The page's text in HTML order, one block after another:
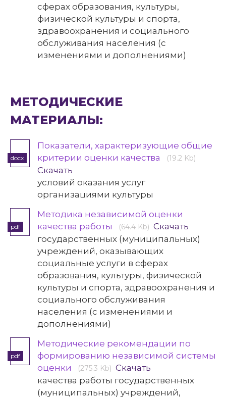
сферах образования, культуры,
физической культуры и спорта,
здравоохранения и социального
обслуживания населения (с
изменениями и дополнениями)
МЕТОДИЧЕСКИЕ
МАТЕРИАЛЫ:
docx
Показатели, характеризующие общие
критерии оценки качества
(19.2 Kb)
Скачать
условий оказания услуг
организациями культуры
pdf
Методика независимой оценки
качества работы
(64.4 Kb) Скачать
государственных (муниципальных)
учреждений, оказывающих
социальные услуги в сферах
образования, культуры, физической
культуры и спорта, здравоохранения и
социального обслуживания
населения (с изменениями и
дополнениями)
pdf
Методические рекомендации по
формированию независимой системы
оценки
(275.3 Kb) Скачать
качества работы государственных
(муниципальных) учреждений,